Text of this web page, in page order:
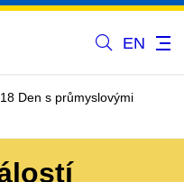
EN
Den s průmyslovými